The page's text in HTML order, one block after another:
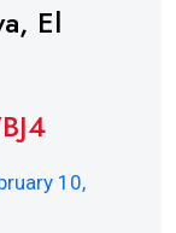
El
10,